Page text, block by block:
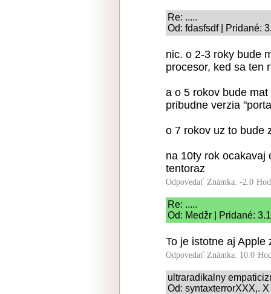
Re: .....
Od: fdasfsdf | Pridané:
nic. o 2-3 roky bude
procesor, ked sa ten
a o 5 rokov bude
pribudne verzia
o 7 rokov uz to bude
na 10ty rok ocakavaj
tentoraz
Odpovedať Známka: -2.0
Re: .....
Od: Medžr | Pridané:
To je istotne aj Apple
Odpovedať Známka: 10.0
ultraradikalny
Od: syntaxterrorXXX,.